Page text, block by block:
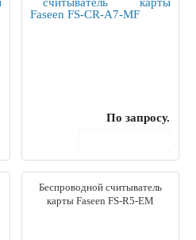
По запросу.
Беспроводной считыватель
карты Faseen FS-R5-EM